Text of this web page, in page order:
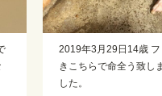
い抜
ま
2022年7月6日 全
う致しました。長
した。